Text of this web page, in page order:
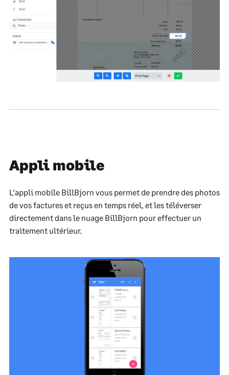
Appli mobile
L’appli mobile BillBjorn vous permet de prendre des photos
de vos factures et reçus en temps réel, et les téléverser
directement dans le nuage BillBjorn pour effectuer un
traitement ultérieur.